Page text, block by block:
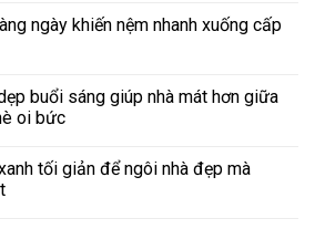
ngày khiến nệm nhanh xuống cấp
buổi sáng giúp nhà mát hơn giữa
oi bức
tối giản để ngôi nhà đẹp mà